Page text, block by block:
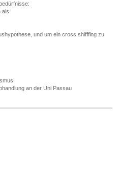
als
und um ein cross shifffing zu
an der Uni Passau